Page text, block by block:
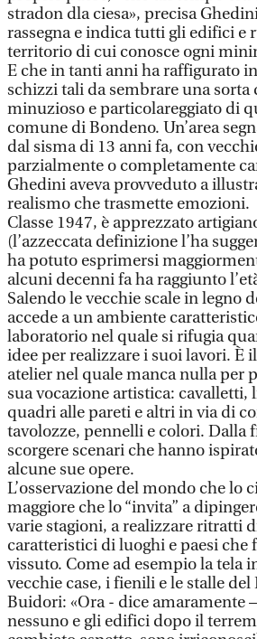
stradon dla ciesa», precisa
rassegna e indica tutti gli edifici e
territorio di cui conosce ogni
E che in tanti anni ha raffigurato
schizzi tali da sembrare una
minuzioso e particolareggiato di
comune di Bondeno. Un’area
dal sisma di 13 anni fa, con
parzialmente o completamente
Ghedini aveva provveduto a
realismo che trasmette emozioni.
Classe 1947, è apprezzato
(l’azzeccata definizione l’ha
ha potuto esprimersi
alcuni decenni fa ha raggiunto
Salendo le vecchie scale in legno
accede a un ambiente
laboratorio nel quale si rifugia
idee per realizzare i suoi lavori. È
atelier nel quale manca nulla per
sua vocazione artistica: cavalletti,
quadri alle pareti e altri in via di
tavolozze, pennelli e colori. Dalla
scorgere scenari che hanno
alcune sue opere.
L’osservazione del mondo che lo
maggiore che lo “invita” a
varie stagioni, a realizzare ritratti
caratteristici di luoghi e paesi che
vissuto. Come ad esempio la tela
vecchie case, i fienili e le stalle
Buidori: «Ora - dice amaramente
nessuno e gli edifici dopo il